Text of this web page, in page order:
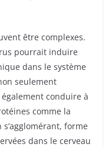
être complexes.
pourrait induire
dans le système
seulement
conduire à
comme la
forme
dans le cerveau